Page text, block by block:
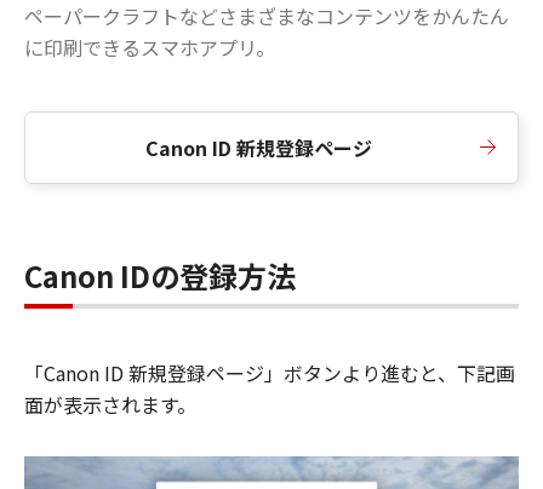
ペーパークラフトなどさまざまなコンテンツをかんたん
に印刷できるスマホアプリ。
Canon ID 新規登録ページ
Canon IDの登録方法
「Canon ID 新規登録ページ」ボタンより進むと、下記画
面が表示されます。